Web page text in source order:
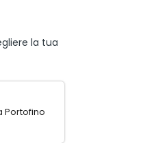
la tua
Portofino